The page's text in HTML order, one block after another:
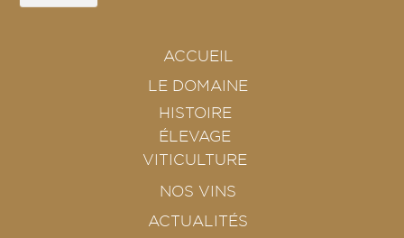
ACCUEIL
LE DOMAINE
HISTOIRE
ÉLEVAGE
VITICULTURE
NOS VINS
ACTUALITÉS